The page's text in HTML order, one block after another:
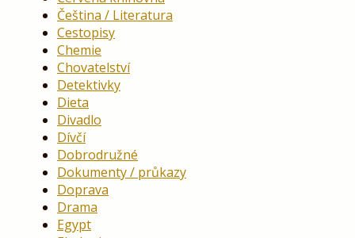
Čeština / Literatura
Cestopisy
Chemie
Chovatelství
Detektivky
Dieta
Divadlo
Dívčí
Dobrodružné
Dokumenty / průkazy
Doprava
Drama
Egypt